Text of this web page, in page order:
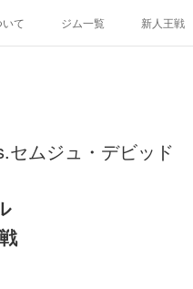
て ジム一覧 新人王戦
セムジュ・デビッド